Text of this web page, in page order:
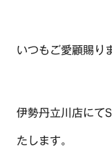
いつもご愛顧賜り
伊勢丹立川店にて
たします。